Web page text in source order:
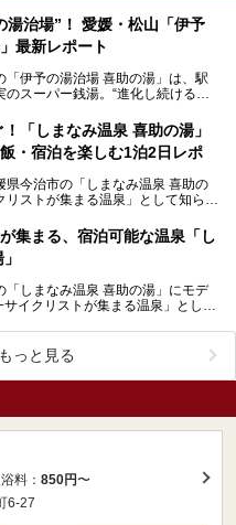
湯治場”！ 愛媛・松山「伊予
最新レポート
「伊予の湯治場 喜助の湯」は、駅
スーパー銭湯。“進化し続ける温
「しまなみ温泉 喜助の湯」
・宿泊を楽しむ1泊2日レポ
治市の「しまなみ温泉 喜助の
ストが集まる温泉」として知られ
集まる、宿泊可能な温泉「し
「しまなみ温泉 喜助の湯」にモデ
イクリストが集まる温泉」として
っと見る
料： 850円〜
6-27